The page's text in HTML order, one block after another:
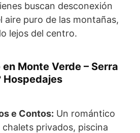
buscan desconexión
puro de las montañas,
lejos del centro.
Monte Verde – Serra
Hospedajes
e Contos: Un romántico
privados, piscina